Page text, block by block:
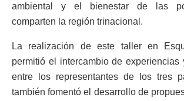
ambiental y el bienestar de las
comparten la región trinacional.
La realización de este taller en
permitió el intercambio de experiencias
entre los representantes de los tres
también fomentó el desarrollo de